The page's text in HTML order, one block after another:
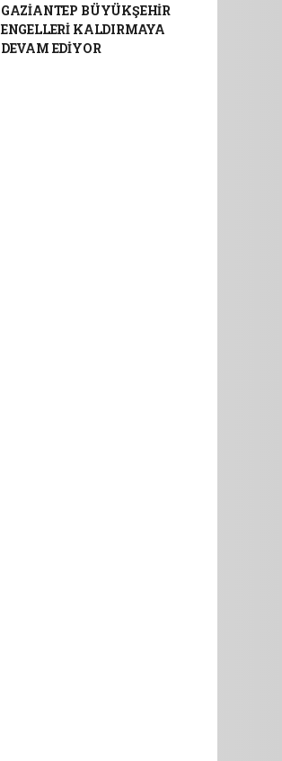
GAZİANTEP BÜYÜKŞEHİR
ENGELLERİ KALDIRMAYA
DEVAM EDİYOR